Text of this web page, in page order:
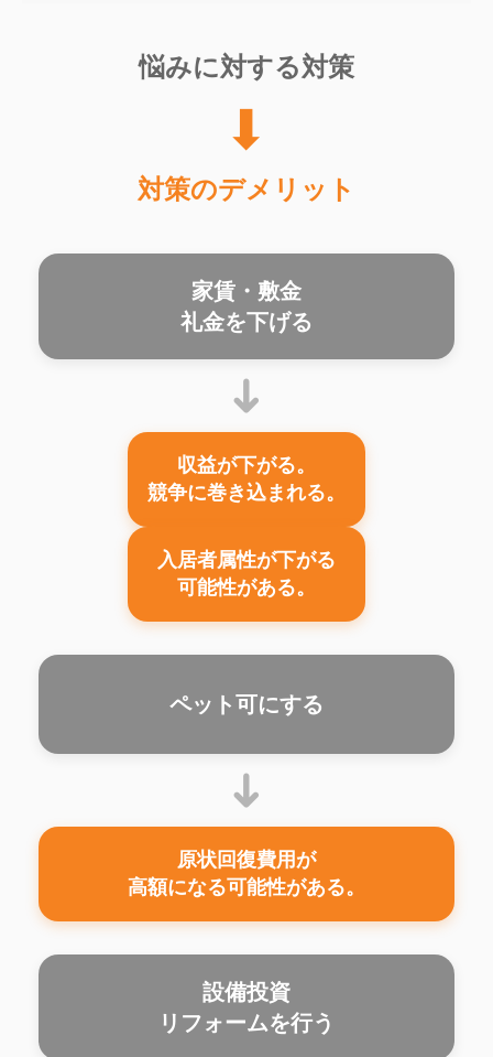
悩みに対する対策
➡
対策のデメリット
家賃・敷金
礼金を下げる
➜
収益が下がる。
競争に巻き込まれる。
入居者属性が下がる
可能性がある。
ペット可にする
➜
原状回復費用が
高額になる可能性がある。
設備投資
リフォームを行う